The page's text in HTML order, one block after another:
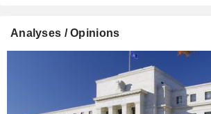
Analyses / Opinions